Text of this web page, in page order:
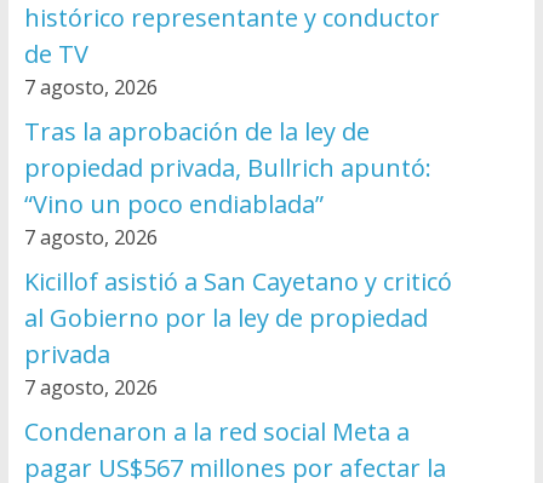
histórico representante y conductor
de TV
7 agosto, 2026
Tras la aprobación de la ley de
propiedad privada, Bullrich apuntó:
“Vino un poco endiablada”
7 agosto, 2026
Kicillof asistió a San Cayetano y criticó
al Gobierno por la ley de propiedad
privada
7 agosto, 2026
Condenaron a la red social Meta a
pagar US$567 millones por afectar la